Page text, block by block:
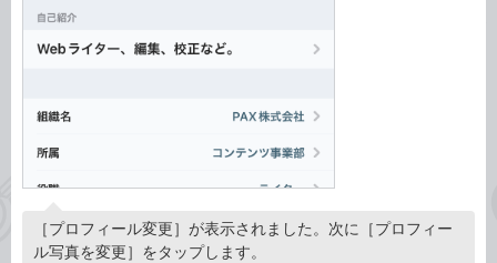
［プロフィール変更］が表示されました。次に［プロフィー
ル写真を変更］をタップします。